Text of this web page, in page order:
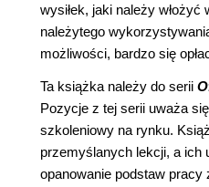
wysiłek, jaki należy włożyć
należytego
możliwości, bardzo się
Ta książka należy do serii
Pozycje z tej serii uważa
szkoleniowy na rynku.
przemyślanych lekcji, a ich
opanowanie podstaw pracy